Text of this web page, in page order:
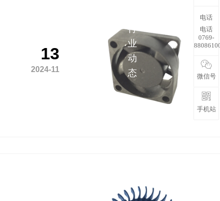
行
业
动
态
13
2024-11
电话
电话
0769-
微信号
手机站